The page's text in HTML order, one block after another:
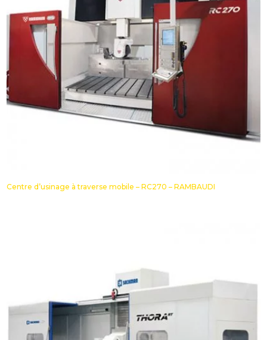
Centre d’usinage à traverse mobile – RC270 – RAMBAUDI